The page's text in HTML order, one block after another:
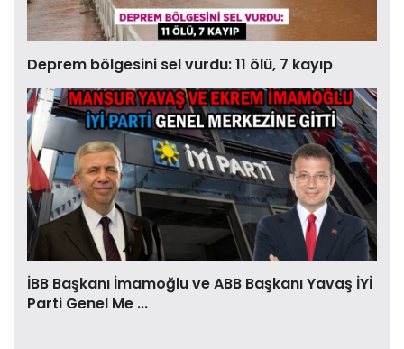
Deprem bölgesini sel vurdu: 11 ölü, 7 kayıp
İBB Başkanı İmamoğlu ve ABB Başkanı Yavaş İYİ
Parti Genel Me ...